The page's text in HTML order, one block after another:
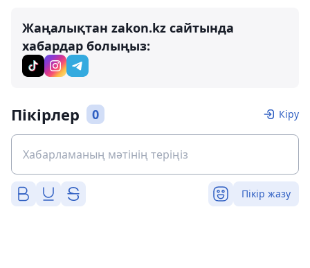
Жаңалықтан zakon.kz сайтында
хабардар болыңыз:
Пікірлер 0 Кіру
Пікір жазу